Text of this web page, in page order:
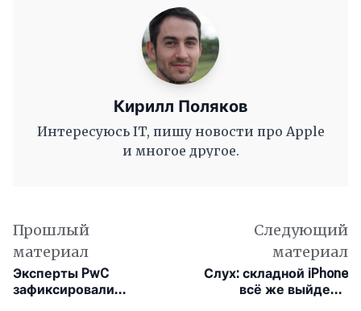
Кирилл Поляков
Интересуюсь IT, пишу новости про Apple
и многое другое.
Прошлый
материал
Эксперты PwC
зафиксировали
Следующий
материал
Слух: складной iPhone
всё же выйдет в